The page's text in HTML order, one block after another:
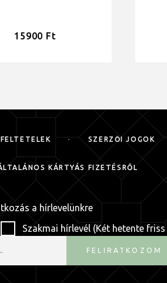
15900 Ft
SZERZŐI JOGOK
KÁRTYÁS FIZETÉSRŐL
a hírlevelünkre
Szakmai hírlevél (Két hetente
FELIRATKOZOM